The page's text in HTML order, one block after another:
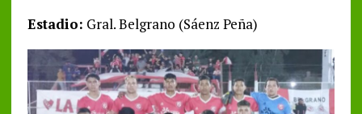
Estadio: Gral. Belgrano (Sáenz Peña)